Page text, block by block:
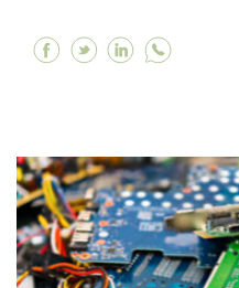
Facebook A
Twitter A
Linkedin